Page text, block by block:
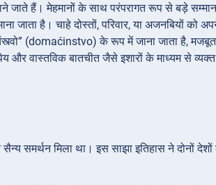
जाते हैं। मेहमानों के साथ परंपरागत रूप से बड़े
जाता है। चाहे दोस्तों, परिवार, या अजनबियों को
(domaćinstvo) के रूप में जाना जाता है,
और वास्तविक बातचीत जैसे इशारों के माध्यम से व्यक्त
समर्थन मिला था। इस साझा इतिहास ने दोनों